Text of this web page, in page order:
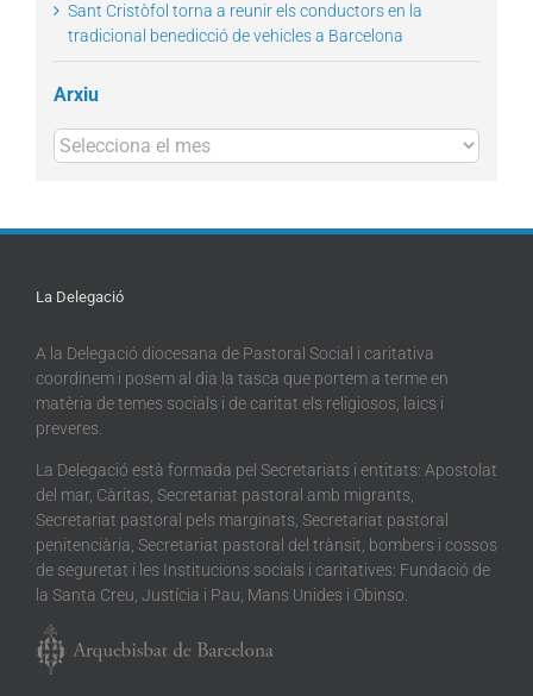
Sant Cristòfol torna a reunir els conductors en la
tradicional benedicció de vehicles a Barcelona
Arxiu
Arxius
La Delegació
A la Delegació diocesana de Pastoral Social i caritativa
coordinem i posem al dia la tasca que portem a terme en
matèria de temes socials i de caritat els religiosos, laics i
preveres.
La Delegació està formada pel Secretariats i entitats: Apostolat
del mar, Càritas, Secretariat pastoral amb migrants,
Secretariat pastoral pels marginats, Secretariat pastoral
penitenciària, Secretariat pastoral del trànsit, bombers i cossos
de seguretat i les Institucions socials i caritatives: Fundació de
la Santa Creu, Justícia i Pau, Mans Unides i Obinso.